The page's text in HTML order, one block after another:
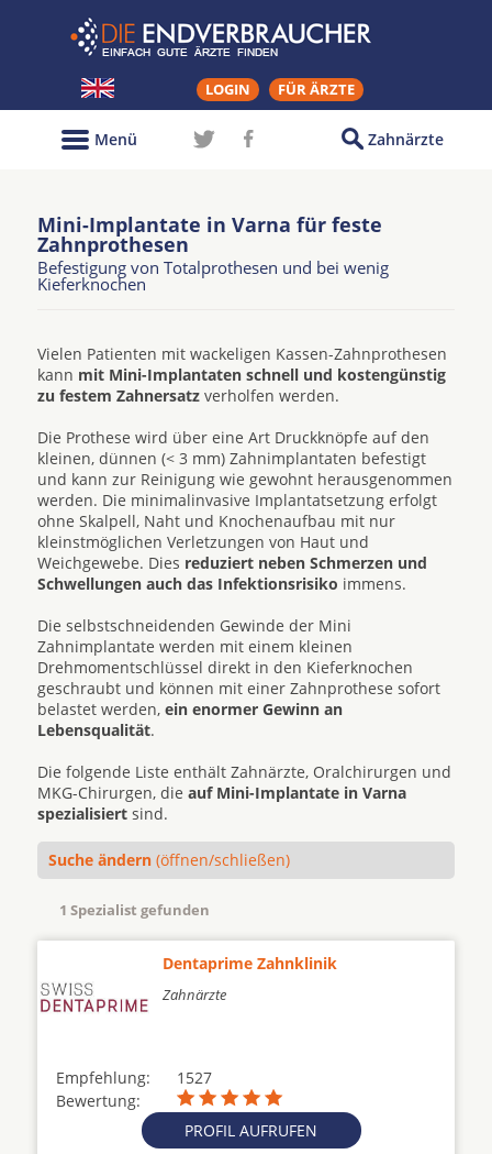
LOGIN FÜR ÄRZTE
Zahnärzte
Menü
Mini-Implantate in Varna für feste
Zahnprothesen
Befestigung von Totalprothesen und bei wenig
Kieferknochen
Vielen Patienten mit wackeligen Kassen-Zahnprothesen
kann mit Mini-Implantaten schnell und kostengünstig
zu festem Zahnersatz verholfen werden.
Die Prothese wird über eine Art Druckknöpfe auf den
kleinen, dünnen (< 3 mm) Zahnimplantaten befestigt
und kann zur Reinigung wie gewohnt herausgenommen
werden. Die minimalinvasive Implantatsetzung erfolgt
ohne Skalpell, Naht und Knochenaufbau mit nur
kleinstmöglichen Verletzungen von Haut und
Weichgewebe. Dies reduziert neben Schmerzen und
Schwellungen auch das Infektionsrisiko immens.
Die selbstschneidenden Gewinde der Mini
Zahnimplantate werden mit einem kleinen
Drehmomentschlüssel direkt in den Kieferknochen
geschraubt und können mit einer Zahnprothese sofort
belastet werden, ein enormer Gewinn an
Lebensqualität.
Die folgende Liste enthält Zahnärzte, Oralchirurgen und
MKG-Chirurgen, die auf Mini-Implantate in Varna
spezialisiert sind.
Suche ändern (öffnen/schließen)
1 Spezialist gefunden
Dentaprime Zahnklinik
Zahnärzte
Empfehlung:
1527
Bewertung:
PROFIL AUFRUFEN